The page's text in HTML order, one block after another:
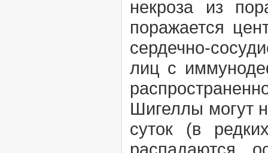
некроза из
поражается
сердечно-
лиц с
Шигеллы могут
суток (в